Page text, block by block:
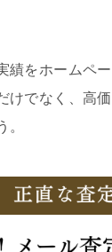
績をホームペ
けでなく、高
。